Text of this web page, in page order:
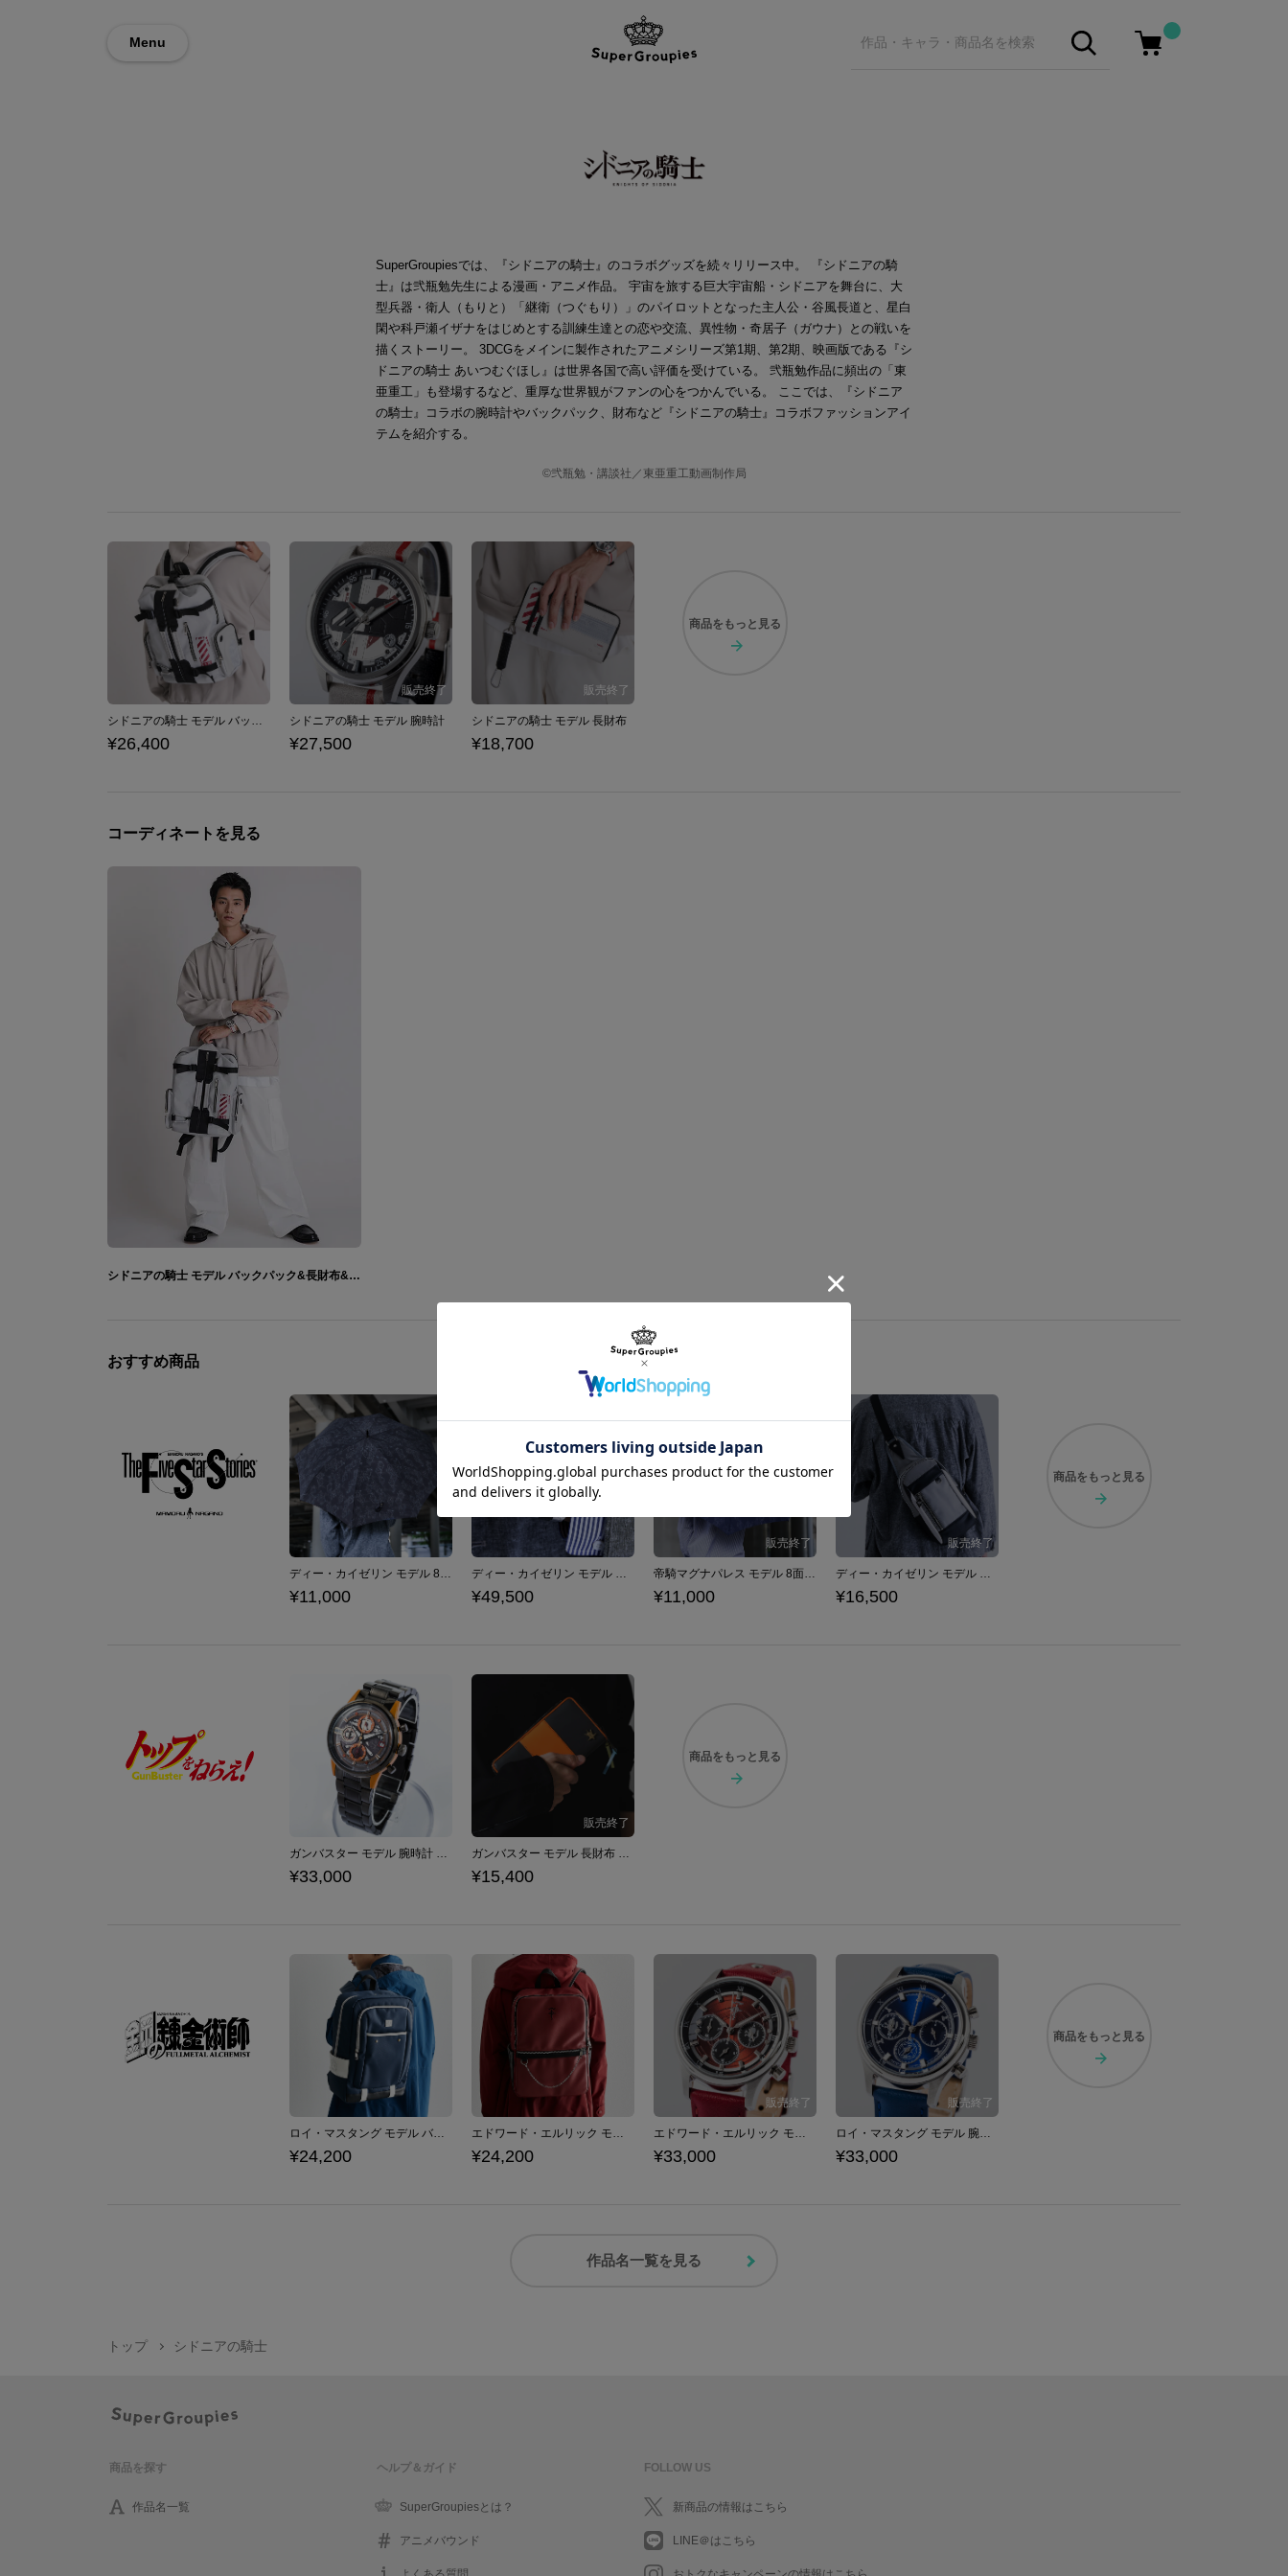
Menu
SuperGroupiesでは、『シドニアの騎士』のコラボグッズを続々リリース中。 『シドニアの騎
士』は弐瓶勉先生による漫画・アニメ作品。 宇宙を旅する巨大宇宙船・シドニアを舞台に、大
型兵器・衛人（もりと）「継衛（つぐもり）」のパイロットとなった主人公・谷風長道と、星白
閑や科戸瀬イザナをはじめとする訓練生達との恋や交流、異性物・奇居子（ガウナ）との戦いを
描くストーリー。 3DCGをメインに製作されたアニメシリーズ第1期、第2期、映画版である『シ
ドニアの騎士 あいつむぐほし』は世界各国で高い評価を受けている。 弐瓶勉作品に頻出の「東
亜重工」も登場するなど、重厚な世界観がファンの心をつかんでいる。 ここでは、『シドニア
の騎士』コラボの腕時計やバックパック、財布など『シドニアの騎士』コラボファッションアイ
テムを紹介する。
©弐瓶勉・講談社／東亜重工動画制作局
シドニアの騎士 モデル バックパック
¥26,400
シドニアの騎士 モデル 腕時計
¥27,500
シドニアの騎士 モデル 長財布
¥18,700
商品を もっと見る
コーディネートを見る
シドニアの騎士 モデル バックパック&長財布&腕時計
おすすめ商品
¥11,000 ¥49,500 ¥11,000 ¥16,500
商品を もっと見る
¥33,000 ¥15,400
商品を もっと見る
¥24,200 ¥24,200 ¥33,000 ¥33,000
商品を もっと見る
作品名一覧を見る
トップ シドニアの騎士
商品を探す
作品名一覧
ヘルプ＆ガイド
SuperGroupiesとは？
アニメバウンド
FOLLOW US
新商品の情報はこちら
LINE＠はこちら